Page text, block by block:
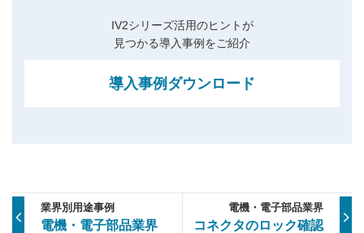
IV2シリーズ活用のヒントが
見つかる導入事例をご紹介
導入事例ダウンロード
業界別用途事例
電機・電子部品業界
電機・電子部品業界
コネクタのロック確認